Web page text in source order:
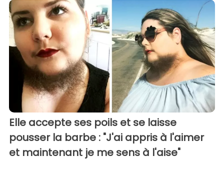
Elle accepte ses poils et se laisse
pousser la barbe : "J'ai appris à l'aimer
et maintenant je me sens à l'aise"